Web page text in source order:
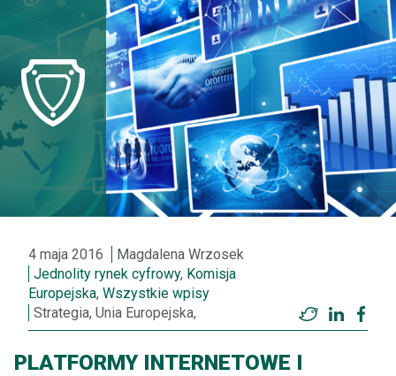
4 maja 2016
Magdalena Wrzosek
Jednolity rynek cyfrowy, Komisja
Europejska, Wszystkie wpisy
Strategia, Unia Europejska,
Twitter
PLATFORMY INTERNETOWE I